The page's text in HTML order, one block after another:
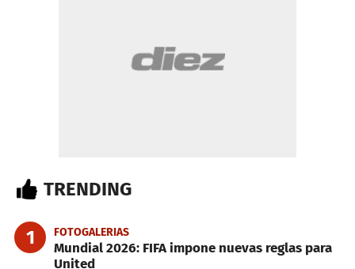
TRENDING
1 FOTOGALERIAS
Mundial 2026: FIFA impone nuevas reglas para
United